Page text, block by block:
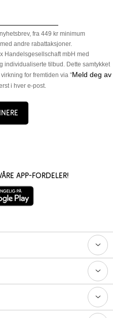
fra 449 kr minimum
andre rabattaksjoner.
Handelsgesellschaft mbH med
individualiserte tilbud. Dette samtykket
for fremtiden via "Meld deg av
i hver e-post.
app-fordeler!